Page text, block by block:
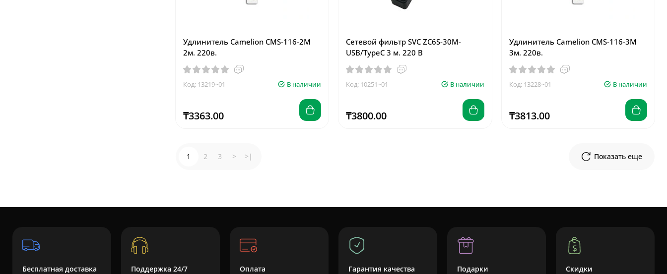
Удлинитель Camelion CMS-116-2M
2м. 220в.
Код: 13219~01 В наличии
₸3363.00
Сетевой фильтр SVC ZC6S-30M-
USB/TypeC 3 м. 220 В
Код: 10251~01 В наличии
₸3800.00
Удлинитель Camelion CMS-116-3M
3м. 220в.
Код: 13228~01 В наличии
₸3813.00
Показать еще
1 2 3 > >|
Бесплатная доставка Поддержка 24/7 Оплата Гарантия качества Подарки Скидки